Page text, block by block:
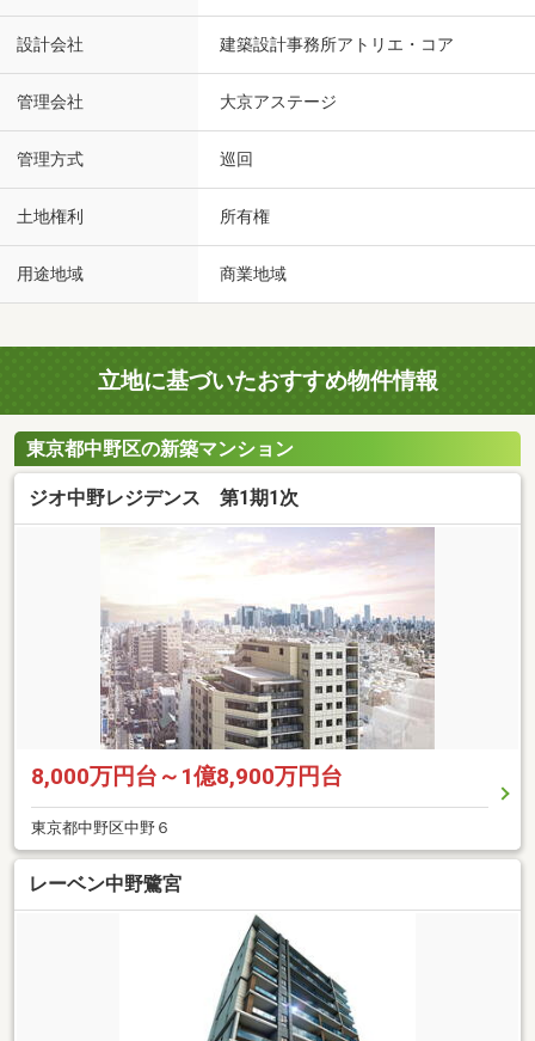
設計会社 建築設計事務所アトリエ・コア
管理会社 大京アステージ
管理方式 巡回
土地権利 所有権
用途地域 商業地域
立地に基づいたおすすめ物件情報
東京都中野区の新築マンション
ジオ中野レジデンス 第1期1次
8,000万円台～1億8,900万円台
東京都中野区中野６
レーベン中野鷺宮